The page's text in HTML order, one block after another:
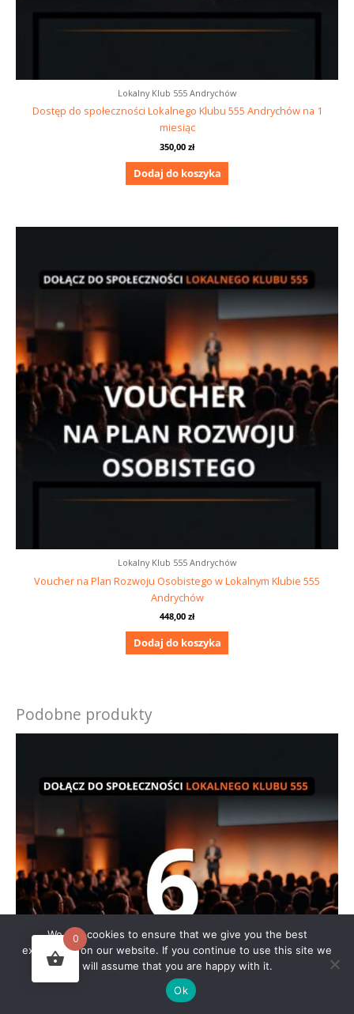
Lokalny Klub 555 Andrychów
Dostęp do społeczności Lokalnego Klubu 555 Andrychów na 1
miesiąc
350,00 zł
Dodaj do koszyka
Lokalny Klub 555 Andrychów
Voucher na Plan Rozwoju Osobistego w Lokalnym Klubie 555
Andrychów
448,00 zł
Dodaj do koszyka
Podobne produkty
0
We use cookies to ensure that we give you the best
experience on our website. If you continue to use this site we
will assume that you are happy with it.
Ok